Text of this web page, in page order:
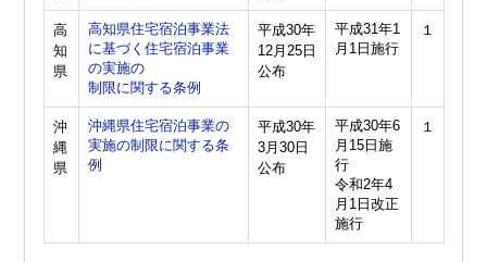
高
知
県
高知県住宅宿泊事業法
に基づく住宅宿泊事業
の実施の
制限に関する条例
平成30年
12月25日
公布
平成31年1
月1日施行
１
沖
縄
県
沖縄県住宅宿泊事業の
実施の制限に関する条
例
平成30年
3月30日
公布
平成30年6
月15日施
行
令和2年4
月1日改正
施行
１